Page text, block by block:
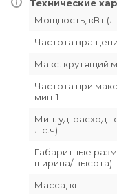
Технические
Мощность, кВт
Частота
Макс. крутящий
Частота при
мин-1
Мин. уд. расход
л.с.ч)
Габаритные
ширина/ высота)
Масса, кг